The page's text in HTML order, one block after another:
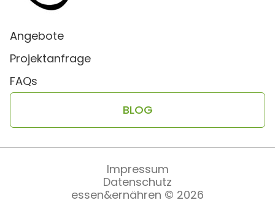
Angebote
Projektanfrage
FAQs
BLOG
Impressum
Datenschutz
essen&ernähren © 2026